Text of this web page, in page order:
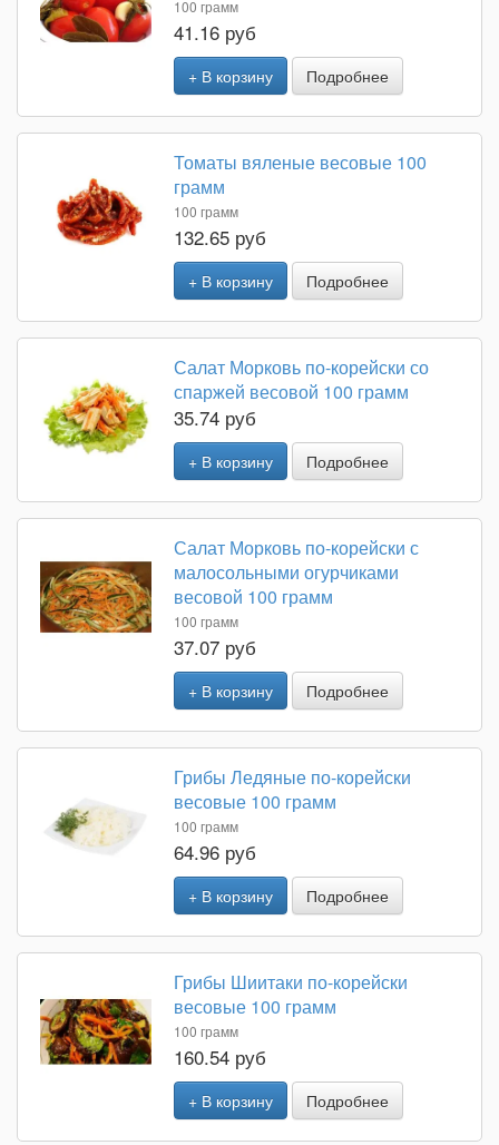
100 грамм
41.16 руб
+ В корзину Подробнее
Томаты вяленые весовые 100
грамм
100 грамм
132.65 руб
+ В корзину Подробнее
Салат Морковь по-корейски со
спаржей весовой 100 грамм
35.74 руб
+ В корзину Подробнее
Салат Морковь по-корейски с
малосольными огурчиками
весовой 100 грамм
100 грамм
37.07 руб
+ В корзину Подробнее
Грибы Ледяные по-корейски
весовые 100 грамм
100 грамм
64.96 руб
+ В корзину Подробнее
Грибы Шиитаки по-корейски
весовые 100 грамм
100 грамм
160.54 руб
+ В корзину Подробнее